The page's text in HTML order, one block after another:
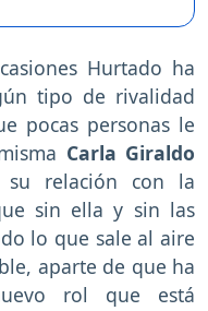
Hurtado ha
tipo de rivalidad
pocas personas le
Carla Giraldo
relación con la
sin ella y sin las
lo que sale al aire
aparte de que ha
rol que está